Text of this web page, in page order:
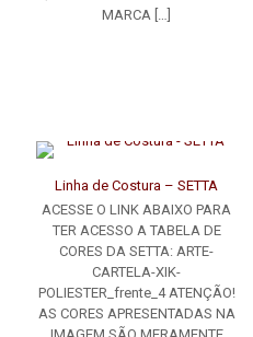
MARCA […]
Linha de Costura – SETTA
ACESSE O LINK ABAIXO PARA
TER ACESSO A TABELA DE
CORES DA SETTA: ARTE-
CARTELA-XIK-
POLIESTER_frente_4 ATENÇÃO!
AS CORES APRESENTADAS NA